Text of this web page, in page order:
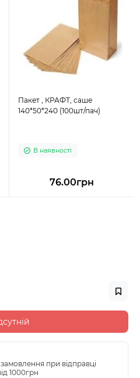
Пакет , КРАФТ, саше
140*50*240 (100шт/пач)
В наявності
76.00грн
при відправці
1000грн